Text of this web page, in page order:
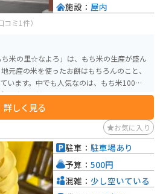
コミ1件）
米の里☆なよろ」は、もち米の生産が盛ん
います。中でも人気なのは、もち米100%使
の独特な甘さと風味が感じられる、ここで
広々とした駐
には、観光案内所や休憩スペースも併設さ
所です。 周辺には、美しい田
は緑一面の稲穂が楽しめます。また、道の
り畑やラベンダー畑など、季節の花々を楽
詳しく見る
施設： 屋内
お気に入り
駐車： 駐車場あり
予算： 500円
混雑： 少し空いている